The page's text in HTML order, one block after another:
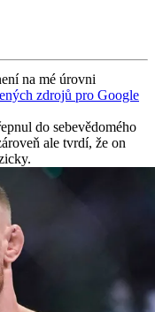
na mé úrovni
zdrojů pro Google
do sebevědomého
ale tvrdí, že on